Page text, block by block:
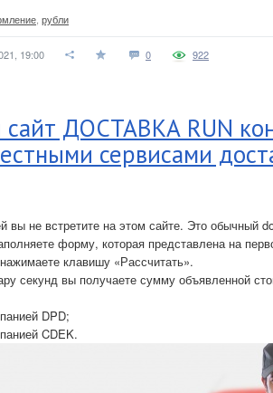
рубли
19:00 0 922
ДОСТАВКА RUN
сервисами
вы не встретите на этом сайте. Это обычный
форму, которая представлена на
клавишу «Рассчитать».
секунд вы получаете сумму объявленной
DPD;
CDEK.